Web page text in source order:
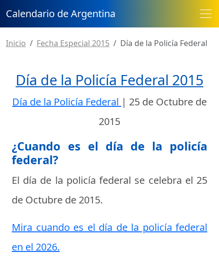
Calendario de Argentina
Inicio Fecha Especial 2015 Día de la Policía Federal
Día de la Policía Federal 2015
Día de la Policía Federal | 25 de Octubre de
2015
¿Cuando es el día de la policía
federal?
El día de la policía federal se celebra el 25
de Octubre de 2015.
Mira cuando es el día de la policía federal
en el 2026.